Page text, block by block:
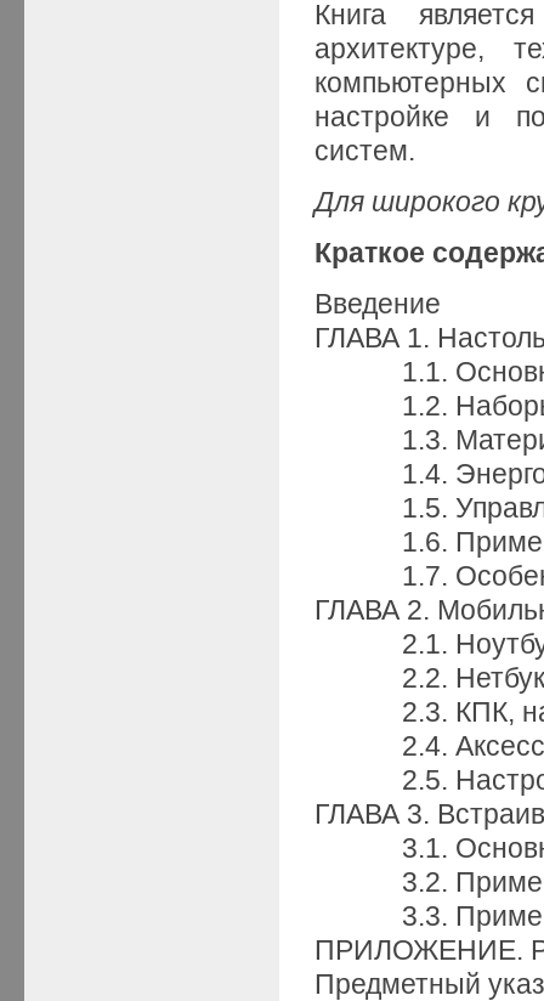
Книга
архитектуре,
компьютерных
настройке и
систем.
Для широкого
Краткое
Введение
ГЛАВА 1.
1.1.
1.2. Наборы
1.3.
1.4.
1.5.
1.6. Примеры
1.7.
ГЛАВА 2.
2.1.
2.2. Нетбуки
2.3. КПК,
2.4.
2.5.
ГЛАВА 3.
3.1.
3.2. Примеры
3.3. Примеры
ПРИЛОЖЕНИЕ.
Предметный